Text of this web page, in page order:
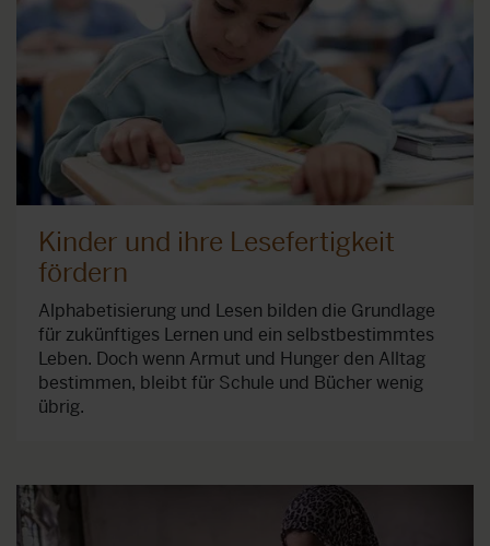
Kinder und ihre Lesefertigkeit
fördern
Alphabetisierung und Lesen bilden die Grundlage
für zukünftiges Lernen und ein selbstbestimmtes
Leben. Doch wenn Armut und Hunger den Alltag
bestimmen, bleibt für Schule und Bücher wenig
übrig.